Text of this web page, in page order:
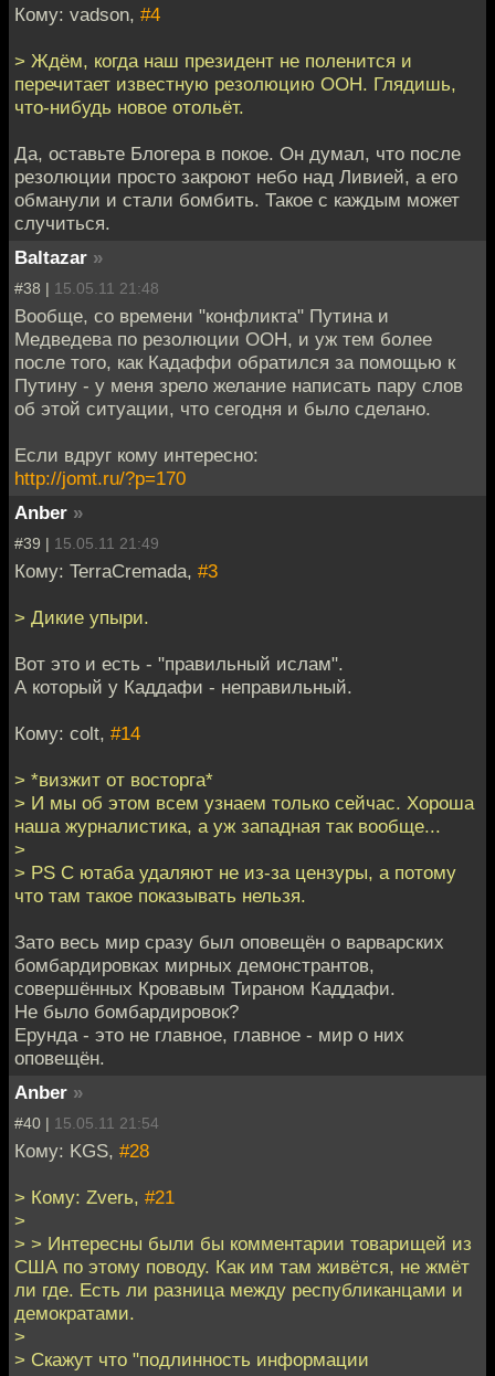
Кому: vadson, #4
> Ждём, когда наш президент не поленится и
перечитает известную резолюцию ООН. Глядишь,
что-нибудь новое отольёт.
Да, оставьте Блогера в покое. Он думал, что после
резолюции просто закроют небо над Ливией, а его
обманули и стали бомбить. Такое с каждым может
случиться.
Baltazar »
#38 | 15.05.11 21:48
Вообще, со времени "конфликта" Путина и
Медведева по резолюции ООН, и уж тем более
после того, как Кадаффи обратился за помощью к
Путину - у меня зрело желание написать пару слов
об этой ситуации, что сегодня и было сделано.
Если вдруг кому интересно:
http://jomt.ru/?p=170
Anber »
#39 | 15.05.11 21:49
Кому: TerraCremada, #3
> Дикие упыри.
Вот это и есть - "правильный ислам".
А который у Каддафи - неправильный.
Кому: colt, #14
> *визжит от восторга*
> И мы об этом всем узнаем только сейчас. Хороша
наша журналистика, а уж западная так вообще...
>
> PS С ютаба удаляют не из-за цензуры, а потому
что там такое показывать нельзя.
Зато весь мир сразу был оповещён о варварских
бомбардировках мирных демонстрантов,
совершённых Кровавым Тираном Каддафи.
Не было бомбардировок?
Ерунда - это не главное, главное - мир о них
оповещён.
Anber »
#40 | 15.05.11 21:54
Кому: KGS, #28
> Кому: Zverь, #21
>
> > Интересны были бы комментарии товарищей из
США по этому поводу. Как им там живётся, не жмёт
ли где. Есть ли разница между республиканцами и
демократами.
>
> Скажут что "подлинность информации